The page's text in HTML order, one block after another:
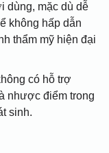
dùng, mặc dù dễ
không hấp dẫn
thẩm mỹ hiện đại
có hỗ trợ
nhược điểm trong
sinh.